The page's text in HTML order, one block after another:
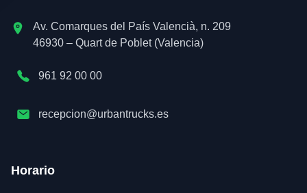
Av. Comarques del País Valencià, n. 209
46930 – Quart de Poblet (Valencia)
961 92 00 00
recepcion@urbantrucks.es
Horario